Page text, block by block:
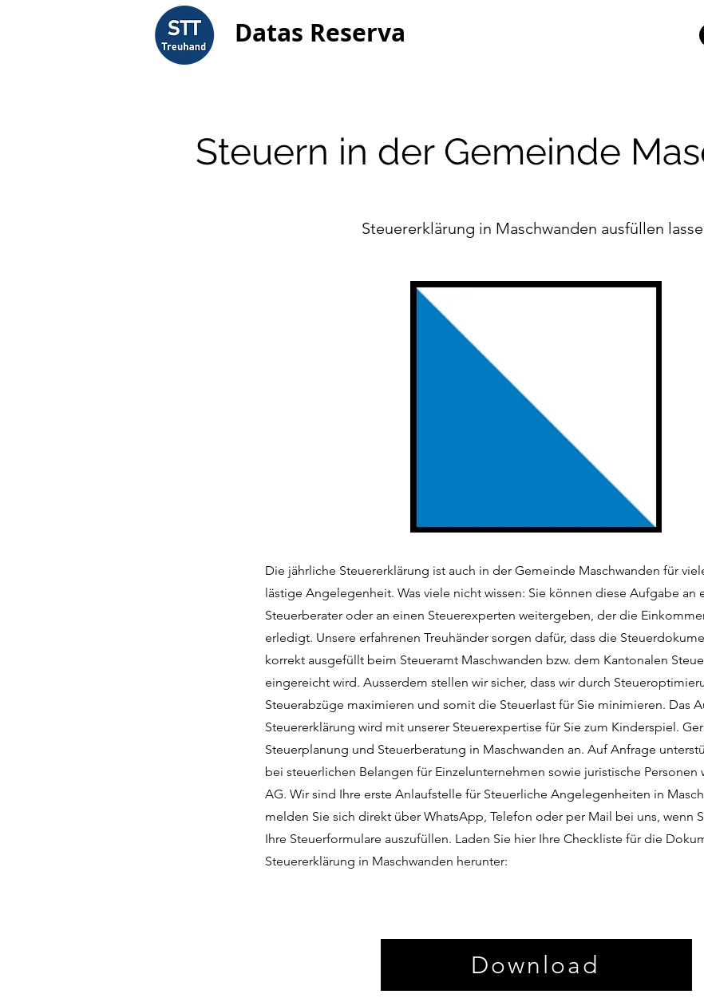
Datas Reserva
Steuern in der Gemeinde
Steuererklärung in Maschwanden ausfüllen
Die jährliche Steuererklärung ist auch in der Gemeinde Maschwanden für
lästige Angelegenheit. Was viele nicht wissen: Sie können diese Aufgabe an
Steuerberater oder an einen Steuerexperten weitergeben, der die
erledigt. Unsere erfahrenen Treuhänder sorgen dafür, dass die
korrekt ausgefüllt beim Steueramt Maschwanden bzw. dem Kantonalen
eingereicht wird. Ausserdem stellen wir sicher, dass wir durch
Steuerabzüge maximieren und somit die Steuerlast für Sie minimieren. Das
Steuererklärung wird mit unserer Steuerexpertise für Sie zum Kinderspiel.
Steuerplanung und Steuerberatung in Maschwanden an. Auf Anfrage
bei steuerlichen Belangen für Einzelunternehmen sowie juristische
AG. Wir sind Ihre erste Anlaufstelle für Steuerliche Angelegenheiten in
melden Sie sich direkt über WhatsApp, Telefon oder per Mail bei uns, wenn
Ihre Steuerformulare auszufüllen. Laden Sie hier Ihre Checkliste für die
Steuererklärung in Maschwanden herunter:
Download